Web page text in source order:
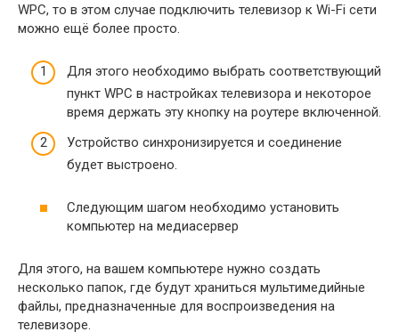
WPC, то в этом случае подключить телевизор к Wi-Fi сети
можно ещё более просто.
Для этого необходимо выбрать соответствующий
пункт WPC в настройках телевизора и некоторое
время держать эту кнопку на роутере включенной.
Устройство синхронизируется и соединение
будет выстроено.
Следующим шагом необходимо установить
компьютер на медиасервер
Для этого, на вашем компьютере нужно создать
несколько папок, где будут храниться мультимедийные
файлы, предназначенные для воспроизведения на
телевизоре.